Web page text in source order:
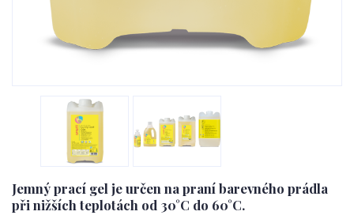
Jemný prací gel je určen na praní barevného prádla
při nižších teplotách od 30°C do 60°C.